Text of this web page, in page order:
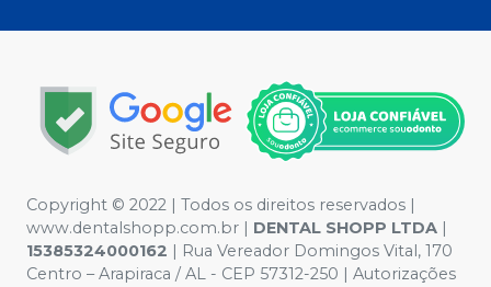
Copyright © 2022 | Todos os direitos reservados |
www.dentalshopp.com.br | DENTAL SHOPP LTDA |
15385324000162 | Rua Vereador Domingos Vital, 170
Centro – Arapiraca / AL - CEP 57312-250 | Autorizações